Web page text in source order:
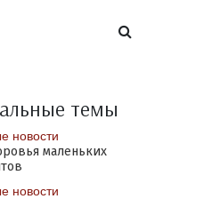
темы
новости
маленьких
новости